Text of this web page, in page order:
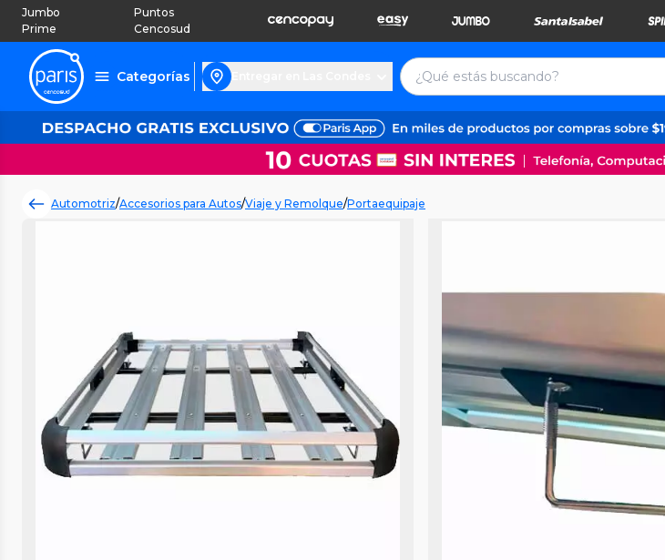
Jumbo
Prime
Puntos
Cencosud
Categorías
Automotriz/Accesorios para Autos/Viaje y Remolque/Portaequipaje